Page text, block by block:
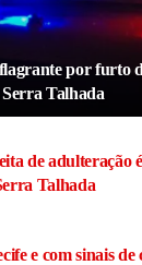
por furto
Talhada
de adulteração
Talhada
e com sinais de